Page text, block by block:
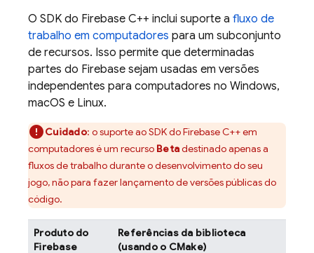
O SDK do Firebase C++ inclui suporte a fluxo de
trabalho em computadores para um subconjunto
de recursos. Isso permite que determinadas
partes do Firebase sejam usadas em versões
independentes para computadores no Windows,
macOS e Linux.
Cuidado: o suporte ao SDK doFirebaseC++em
computadores é um recurso Betadestinado apenas a
fluxos de trabalho durante o desenvolvimento do seu
jogo, não para fazer lançamento de versões públicas do
código.
Produto do
Firebase
Referências da biblioteca
(usando o CMake)